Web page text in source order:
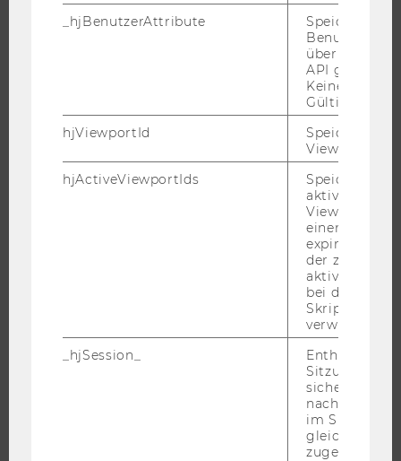
RESEARCH CAREER
JOBS MIT WU-STUDIUM
_hjBenutzerAttribute
Speichert
über die
API gesendet
Keine
hjViewportId
Speichert
Viewport-
hjActiveViewportIds
Speichert die
aktiven
Viewports.
einen
der zur
aktiver
bei der
verwendet
_hjSession_
Enthält die
sicher, dass
im
gleichen
zugeordnet